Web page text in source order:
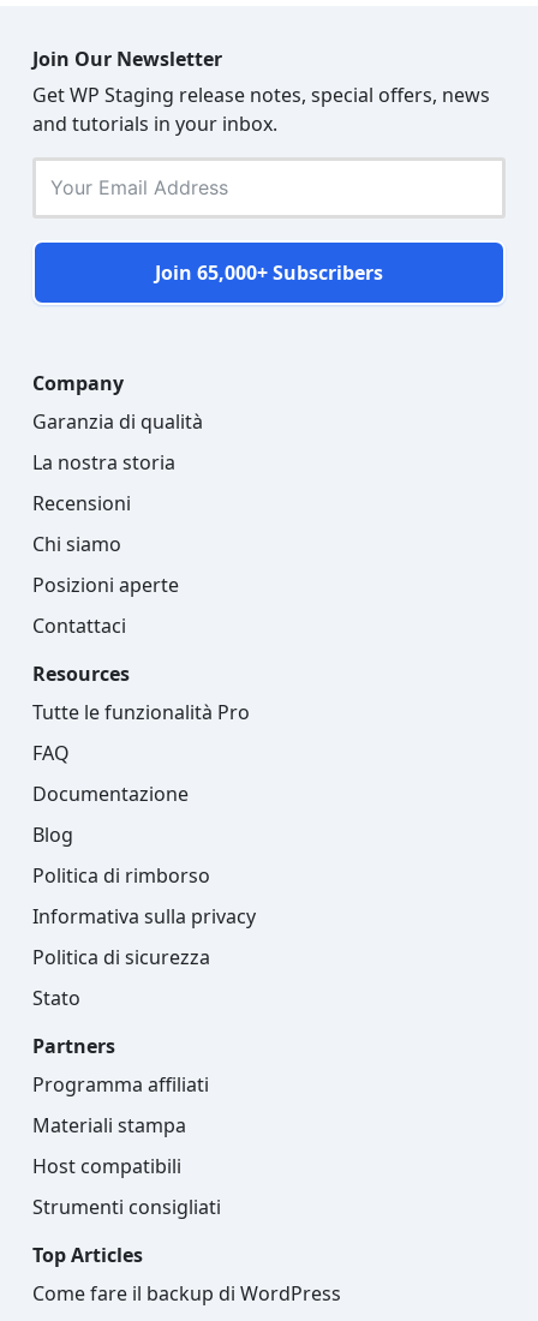
Join Our Newsletter
Get WP Staging release notes, special offers, news
and tutorials in your inbox.
Join 65,000+ Subscribers
Company
Garanzia di qualità
La nostra storia
Recensioni
Chi siamo
Posizioni aperte
Contattaci
Resources
Tutte le funzionalità Pro
FAQ
Documentazione
Blog
Politica di rimborso
Informativa sulla privacy
Politica di sicurezza
Stato
Partners
Programma affiliati
Materiali stampa
Host compatibili
Strumenti consigliati
Top Articles
Come fare il backup di WordPress